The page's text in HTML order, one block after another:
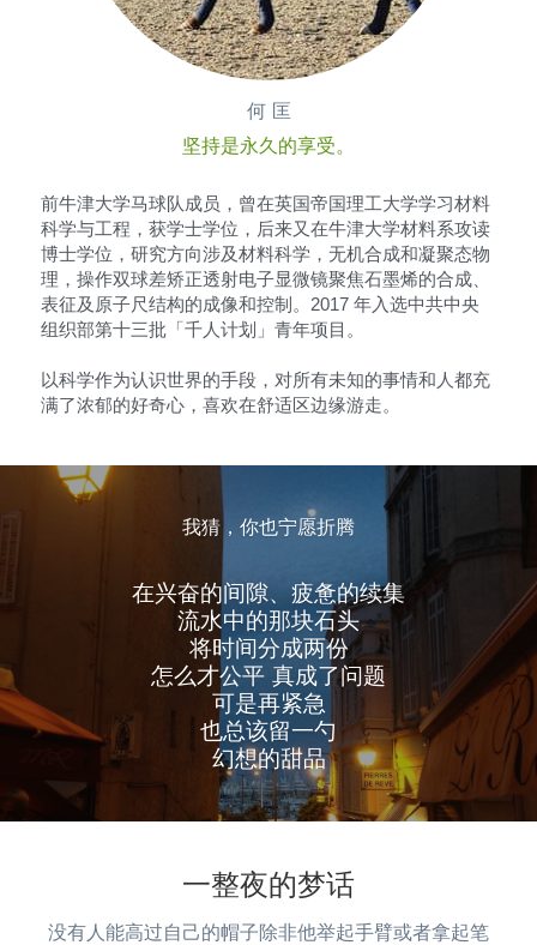
何 匡
坚持是永久的享受。
前牛津大学马球队成员，曾在英国帝国理工大学学习材料
科学与工程，获学士学位，后来又在牛津大学材料系攻读
博士学位，研究方向涉及材料科学，无机合成和凝聚态物
理，操作双球差矫正透射电子显微镜聚焦石墨烯的合成、
表征及原子尺结构的成像和控制。2017 年入选中共中央
组织部第十三批「千人计划」青年项目。
以科学作为认识世界的手段，对所有未知的事情和人都充
满了浓郁的好奇心，喜欢在舒适区边缘游走。
我猜，你也宁愿折腾
在兴奋的间隙、疲惫的续集
流水中的那块石头
将时间分成两份
怎么才公平 真成了问题
可是再紧急
也总该留一勺
幻想的甜品
一整夜的梦话
没有人能高过自己的帽子除非他举起手臂或者拿起笔